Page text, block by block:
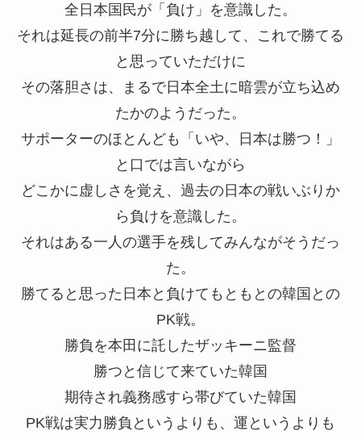
全日本国民が「負け」を意識した。
それは延長の前半7分に勝ち越して、これで勝てる
と思っていただけに
その落胆さは、まるで日本全土に暗雲が立ち込め
たかのようだった。
サポーターのほとんども「いや、日本は勝つ！」
と口では言いながら
どこかに虚しさを覚え、過去の日本の戦いぶりか
ら負けを意識した。
それはある一人の選手を残してみんながそうだっ
た。
勝てると思った日本と負けてもともとの韓国との
PK戦。
勝負を本田に託したザッキーニ監督
勝つと信じて来ていた韓国
期待され義務感すら帯びていた韓国
PK戦は実力勝負というよりも、運というよりも